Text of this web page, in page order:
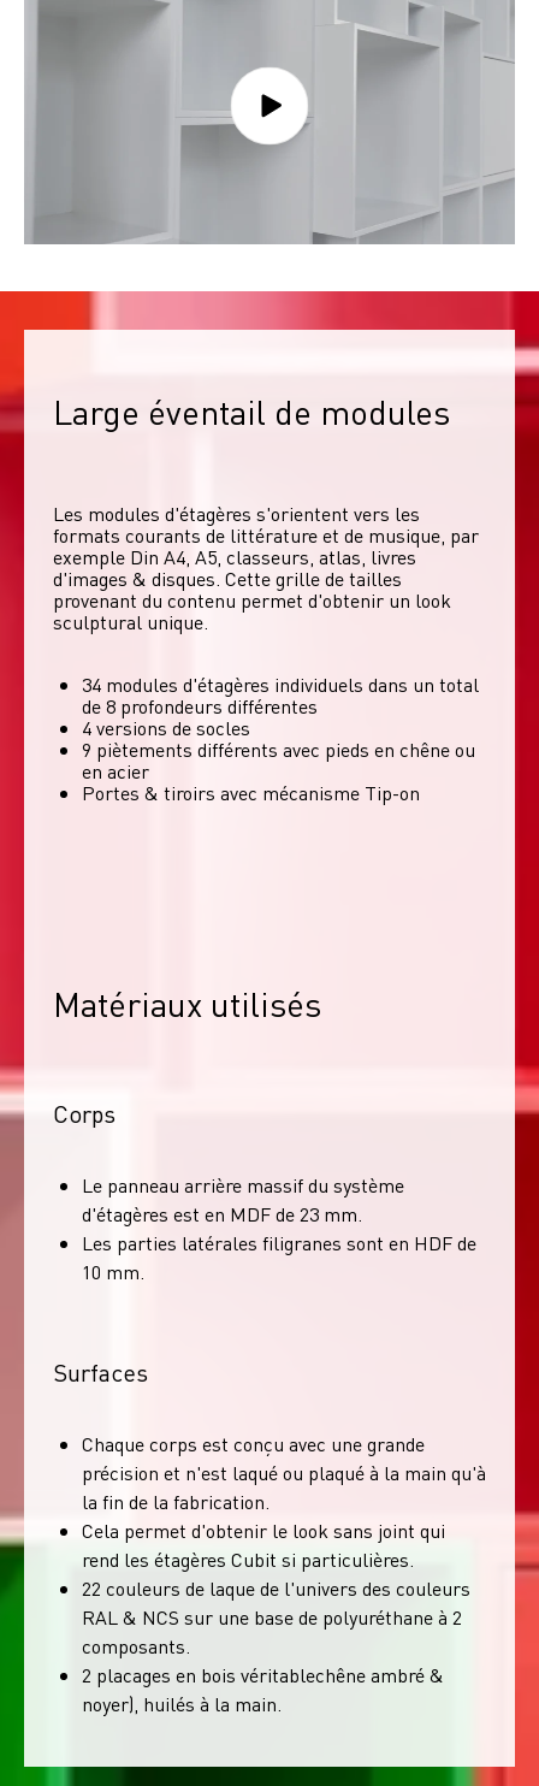
Large éventail de modules
Les modules d'étagères s'orientent vers les
formats courants de littérature et de musique, par
exemple Din A4, A5, classeurs, atlas, livres
d'images & disques. Cette grille de tailles
provenant du contenu permet d'obtenir un look
sculptural unique.
34 modules d'étagères individuels dans un total
de 8 profondeurs différentes
4 versions de socles
9 piètements différents avec pieds en chêne ou
en acier
Portes & tiroirs avec mécanisme Tip-on
Matériaux utilisés
Corps
Le panneau arrière massif du système
d'étagères est en MDF de 23 mm.
Les parties latérales filigranes sont en HDF de
10 mm.
Surfaces
Chaque corps est conçu avec une grande
précision et n'est laqué ou plaqué à la main qu'à
la fin de la fabrication.
Cela permet d'obtenir le look sans joint qui
rend les étagères Cubit si particulières.
22 couleurs de laque de l'univers des couleurs
RAL & NCS sur une base de polyuréthane à 2
composants.
2 placages en bois véritablechêne ambré &
noyer), huilés à la main.